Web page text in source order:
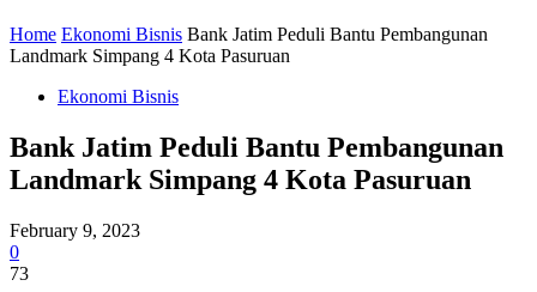
Home Ekonomi Bisnis Bank Jatim Peduli Bantu Pembangunan
Landmark Simpang 4 Kota Pasuruan
Ekonomi Bisnis
Bank Jatim Peduli Bantu Pembangunan
Landmark Simpang 4 Kota Pasuruan
February 9, 2023
0
73